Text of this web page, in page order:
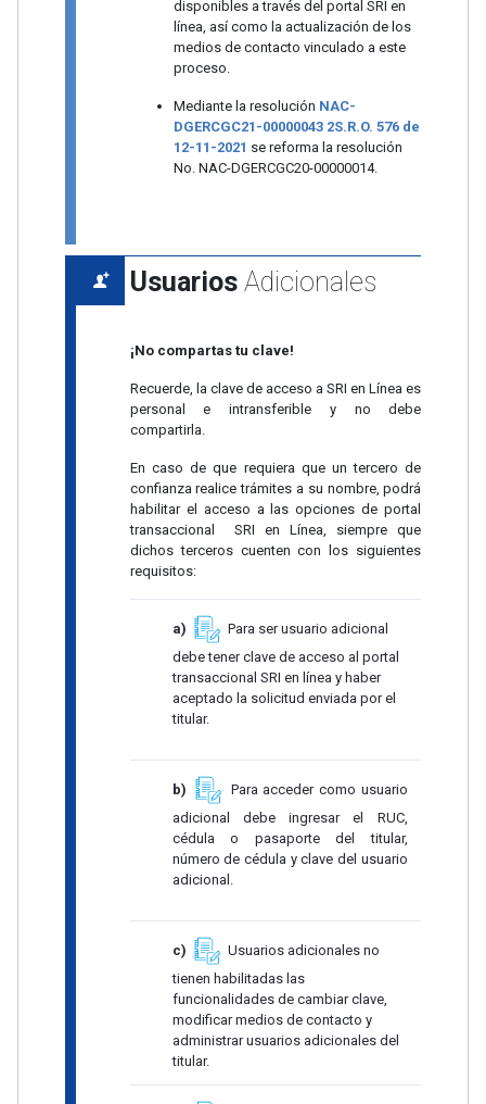
disponibles a través del portal SRI en
línea, así como la actualización de los
medios de contacto vinculado a este
proceso.
Mediante la resolución NAC-
DGERCGC21-00000043 2S.R.O. 576 de
12-11-2021 se reforma la resolución
No. NAC-DGERCGC20-00000014.
UsuariosAdicionales
¡No compartas tu clave!
Recuerde, la clave de acceso a SRI en Línea es
personal e intransferible y no debe
compartirla.
En caso de que requiera que un tercero de
confianza realice trámites a su nombre, podrá
habilitar el acceso a las opciones de portal
transaccional SRI en Línea, siempre que
dichos terceros cuenten con los siguientes
requisitos:
a)
Para ser usuario adicional
debe tener clave de acceso al portal
transaccional SRI en línea y haber
aceptado la solicitud enviada por el
titular.
b)
Para acceder como usuario
adicional debe ingresar el RUC,
cédula o pasaporte del titular,
número de cédula y clave del usuario
adicional.
c)
Usuarios adicionales no
tienen habilitadas las
funcionalidades de cambiar clave,
modificar medios de contacto y
administrar usuarios adicionales del
titular.